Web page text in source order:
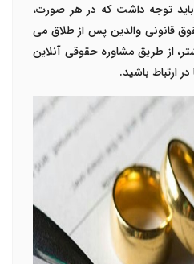
توجه داشت که در هر صورت،
قانونی والدین پس از طلاق می
از طریق مشاوره حقوقی آنلاین
ارتباط باشید.